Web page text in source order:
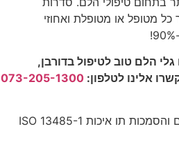
כל מטופל או מטופלת ואחוזי
הלם טוב לטיפול בדורבן,
אלינו לטלפון:
073-205-1300
ברפואות מתנהלים בלעדית בכפוף לתקנים והסמכות תו איכות ISO 13485-1